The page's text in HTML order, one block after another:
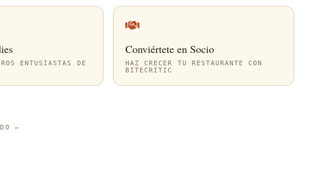
ENTUSIASTAS DE
Conviértete en Socio
HAZ CRECER TU RESTAURANTE CON
BITECRITIC
—